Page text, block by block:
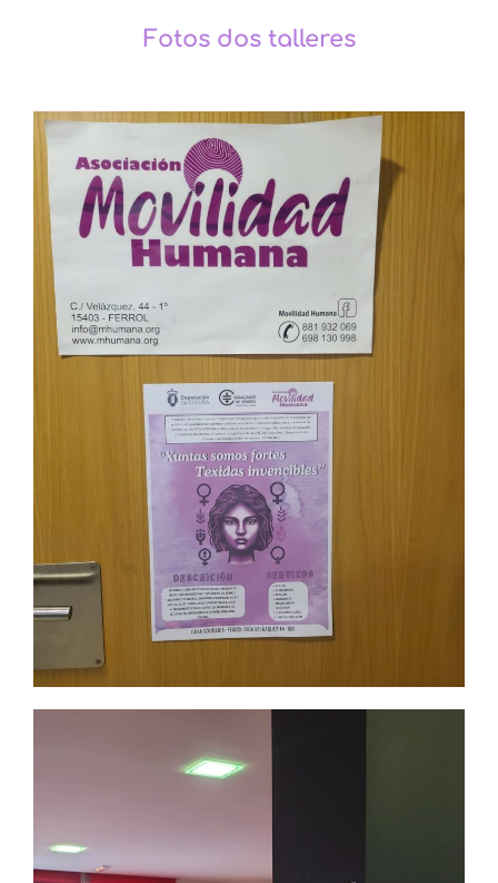
Fotos dos talleres